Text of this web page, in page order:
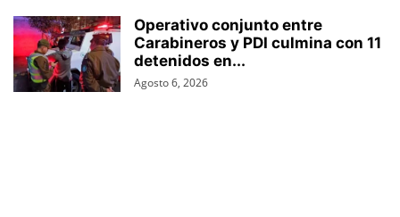
Operativo conjunto entre
Carabineros y PDI culmina con 11
detenidos en...
Agosto 6, 2026